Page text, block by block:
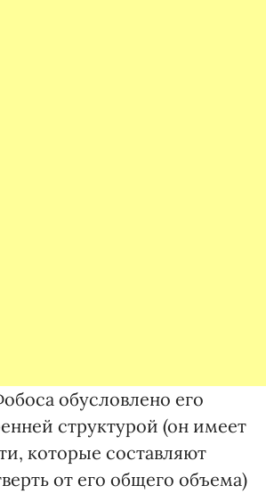
обусловлено его
структурой (он имеет
которые составляют
от его общего объема)